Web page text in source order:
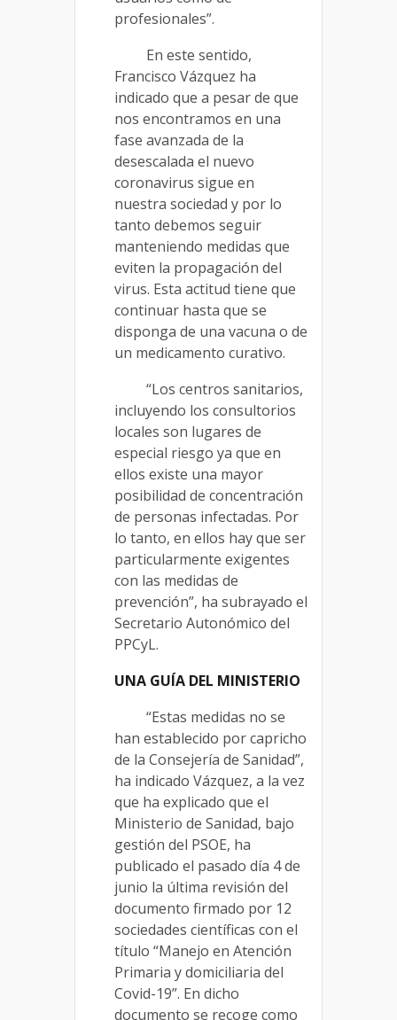
profesionales”.
En este sentido,
Francisco Vázquez ha
indicado que a pesar de que
nos encontramos en una
fase avanzada de la
desescalada el nuevo
coronavirus sigue en
nuestra sociedad y por lo
tanto debemos seguir
manteniendo medidas que
eviten la propagación del
virus. Esta actitud tiene que
continuar hasta que se
disponga de una vacuna o de
un medicamento curativo.
“Los centros sanitarios,
incluyendo los consultorios
locales son lugares de
especial riesgo ya que en
ellos existe una mayor
posibilidad de concentración
de personas infectadas. Por
lo tanto, en ellos hay que ser
particularmente exigentes
con las medidas de
prevención”, ha subrayado el
Secretario Autonómico del
PPCyL.
UNA GUÍA DEL MINISTERIO
“Estas medidas no se
han establecido por capricho
de la Consejería de Sanidad”,
ha indicado Vázquez, a la vez
que ha explicado que el
Ministerio de Sanidad, bajo
gestión del PSOE, ha
publicado el pasado día 4 de
junio la última revisión del
documento firmado por 12
sociedades científicas con el
título “Manejo en Atención
Primaria y domiciliaria del
Covid-19”. En dicho
documento se recoge como